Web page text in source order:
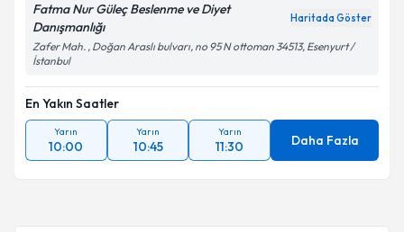
Fatma Nur Güleç Beslenme ve Diyet
Danışmanlığı
Haritada Göster
Zafer Mah. , Doğan Araslı bulvarı, no 95 N ottoman 34513, Esenyurt /
İstanbul
En Yakın Saatler
Yarın
10:00
Yarın
10:45
Yarın
11:30 Daha Fazla